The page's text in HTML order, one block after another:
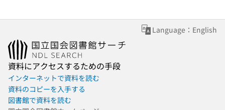
Language：English
資料にアクセスするための手段
インターネットで資料を読む
資料のコピーを入手する
図書館で資料を読む